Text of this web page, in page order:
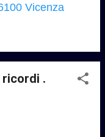
t/mashable
22-
t/mashable
22-
Olivetti e la
maggio 2026
Vicenza
ricordi .